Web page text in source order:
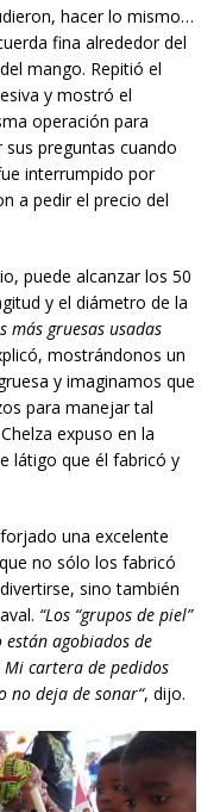
hacer lo mismo…
fina alrededor del
mango. Repitió el
y mostró el
operación para
preguntas cuando
interrumpido por
a pedir el precio del
puede alcanzar los 50
y el diámetro de la
más gruesas usadas
mostrándonos un
y imaginamos que
para manejar tal
expuso en la
látigo que él fabricó y
una excelente
no sólo los fabricó
sino también
“Los “grupos de piel”
agobiados de
Mi cartera de pedidos
no deja de sonar“, dijo.